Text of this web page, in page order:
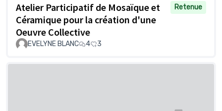
Atelier Participatif de Mosaïque et
Céramique pour la création d'une
Oeuvre Collective
Retenue
EVELYNE BLANC 4 3